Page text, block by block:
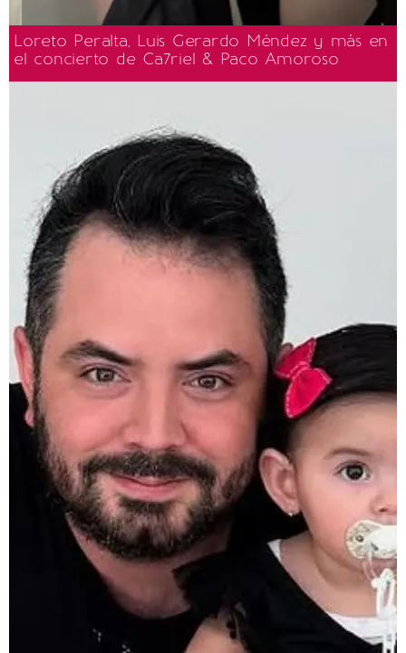
Loreto Peralta, Luis Gerardo Méndez y más en
el concierto de Ca7riel & Paco Amoroso